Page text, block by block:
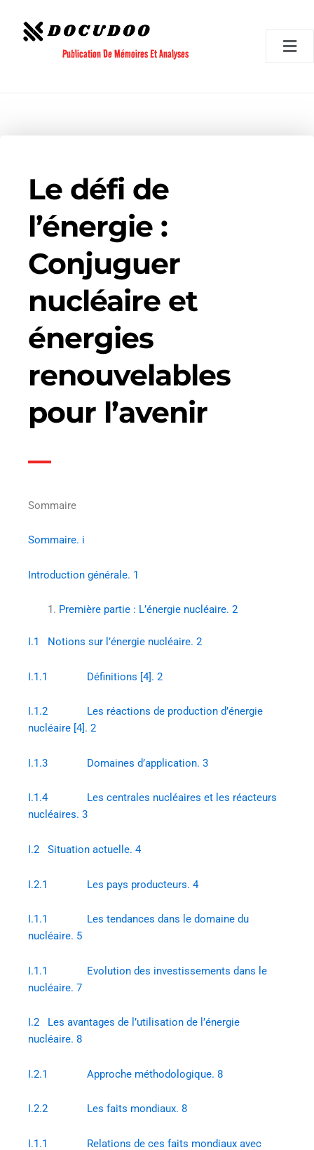
contenu
Publication De Mémoires Et Analyses
Le défi de
l’énergie :
Conjuguer
nucléaire et
énergies
renouvelables
pour l’avenir
Sommaire
Sommaire. i
Introduction générale. 1
Première partie : L’énergie nucléaire. 2
I.1 Notions sur l’énergie nucléaire. 2
I.1.1 Définitions [4]. 2
I.1.2 Les réactions de production d’énergie
nucléaire [4]. 2
I.1.3 Domaines d’application. 3
I.1.4 Les centrales nucléaires et les réacteurs
nucléaires. 3
I.2 Situation actuelle. 4
I.2.1 Les pays producteurs. 4
I.1.1 Les tendances dans le domaine du
nucléaire. 5
I.1.1 Evolution des investissements dans le
nucléaire. 7
I.2 Les avantages de l’utilisation de l’énergie
nucléaire. 8
I.2.1 Approche méthodologique. 8
I.2.2 Les faits mondiaux. 8
I.1.1 Relations de ces faits mondiaux avec